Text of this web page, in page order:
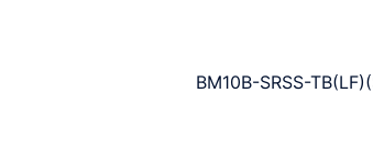
BM10B-SRSS-